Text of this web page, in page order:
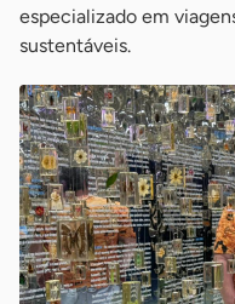
especializado em
sustentáveis.